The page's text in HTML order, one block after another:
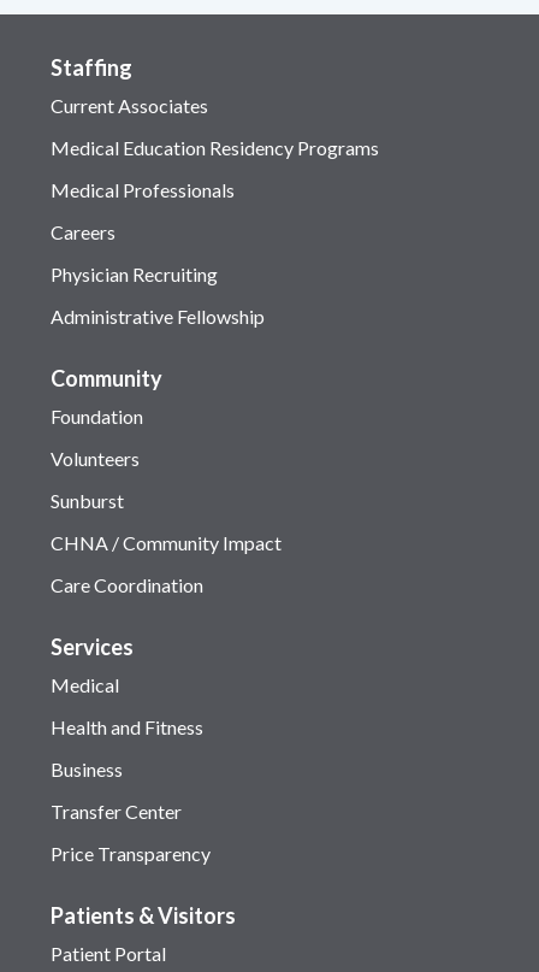
Staffing
Current Associates
Medical Education Residency Programs
Medical Professionals
Careers
Physician Recruiting
Administrative Fellowship
Community
Foundation
Volunteers
Sunburst
CHNA / Community Impact
Care Coordination
Services
Medical
Health and Fitness
Business
Transfer Center
Price Transparency
Patients & Visitors
Patient Portal